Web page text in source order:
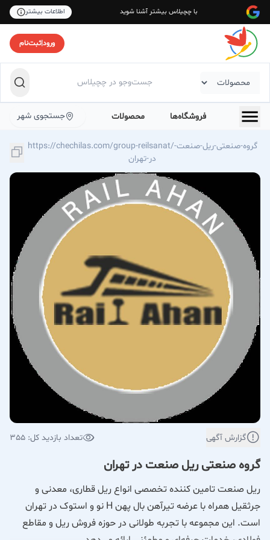
با چچیلاس بیشتر آشنا شوید اطلاعات بیشتر
ورود|ثبت‌نام
فروشگاه‌ها محصولات جستجوی شهر
https://chechilas.com/group-reilsanat/گروه-صنعتی-ریل-صنعت-
در-تهران
گزارش آگهی تعداد بازدید کل: 355
گروه صنعتی ریل صنعت در تهران
ریل صنعت تامین کننده تخصصی انواع ریل قطاری، معدنی و
جرثقیل همراه با عرضه تیرآهن بال پهن H نو و استوک در تهران
است. این مجموعه با تجربه طولانی در حوزه فروش ریل و مقاطع